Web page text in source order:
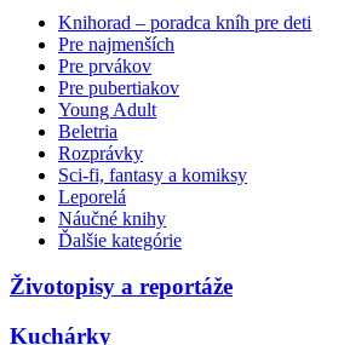
Knihorad – poradca kníh pre deti
Pre najmenších
Pre prvákov
Pre pubertiakov
Young Adult
Beletria
Rozprávky
Sci-fi, fantasy a komiksy
Leporelá
Náučné knihy
Ďalšie kategórie
Životopisy a reportáže
Kuchárky